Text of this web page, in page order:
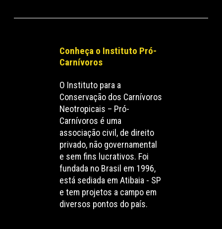
Conheça o Instituto Pró-
Carnívoros
O Instituto para a
Conservação dos Carnívoros
Neotropicais – Pró-
Carnívoros é uma
associação civil, de direito
privado, não governamental
e sem fins lucrativos. Foi
fundada no Brasil em 1996,
está sediada em Atibaia - SP
e tem projetos a campo em
diversos pontos do país.